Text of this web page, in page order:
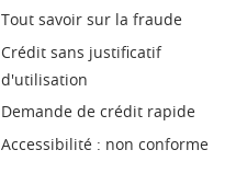
Tout savoir sur la fraude
Crédit sans justificatif
d'utilisation
Demande de crédit rapide
Accessibilité : non conforme